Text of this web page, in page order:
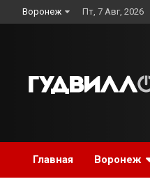
to
Воронеж Пт, 7 Авг, 2026
Главная Воронеж